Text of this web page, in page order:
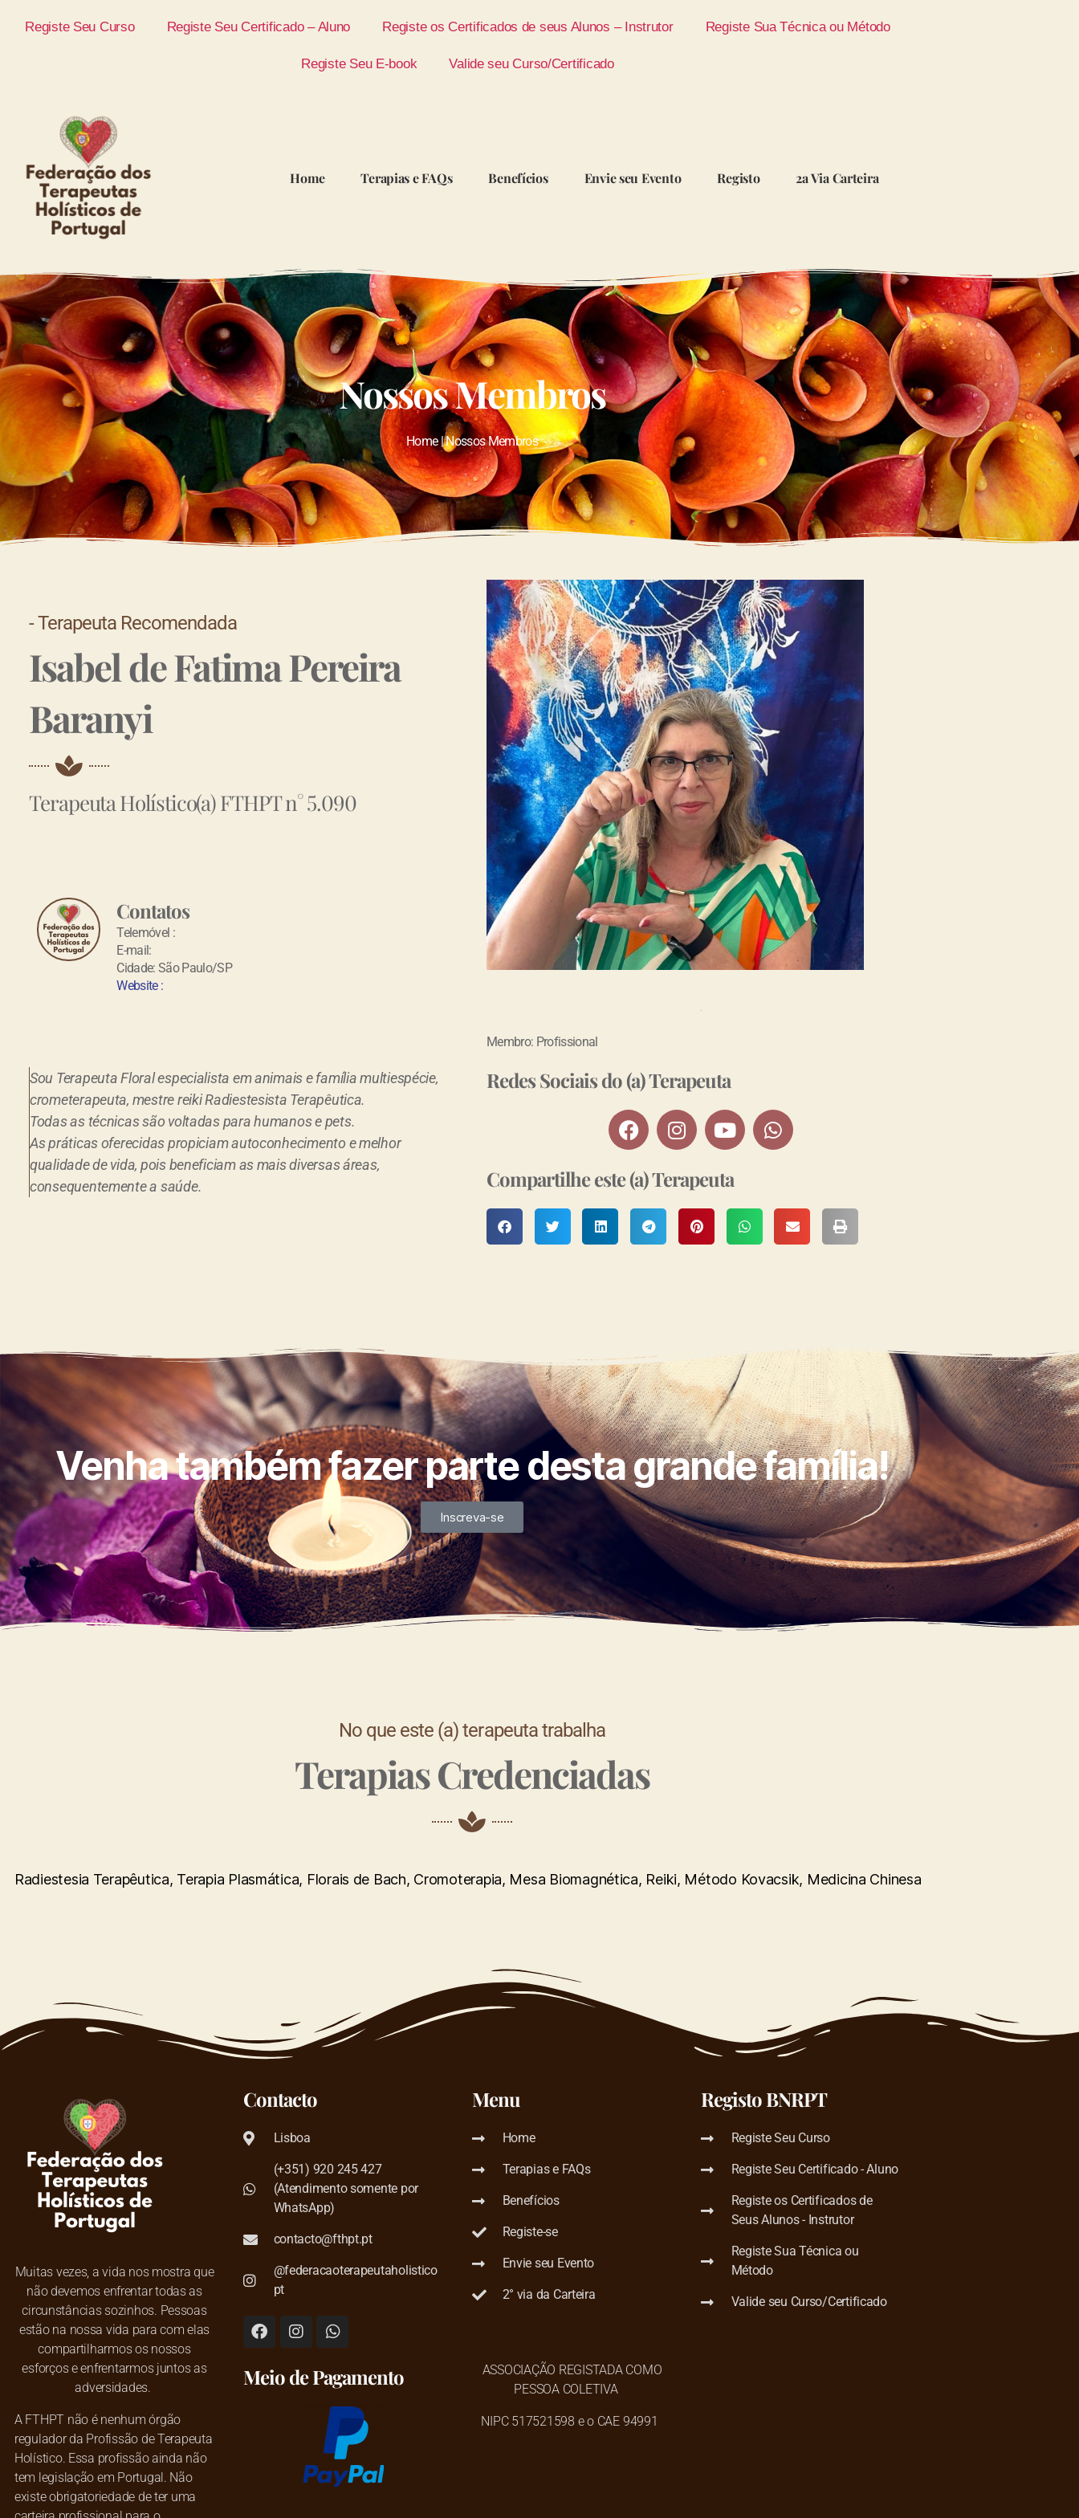
Registe Seu Curso Registe Seu Certificado – Aluno Registe os Certificados de seus Alunos – Instrutor Registe Sua Técnica ou Método
Registe Seu E-book Valide seu Curso/Certificado
Home Terapias e FAQs Benefícios Envie seu Evento Registo 2a Via Carteira
Nossos Membros
Home | Nossos Membros
- Terapeuta Recomendada
Isabel de Fatima Pereira
Baranyi
Terapeuta Holístico(a) FTHPT n° 5.090
Contatos
Telemóvel :
E-mail:
Cidade: São Paulo/SP
Website :
Sou Terapeuta Floral especialista em animais e família multiespécie,
crometerapeuta, mestre reiki Radiestesista Terapêutica.
Todas as técnicas são voltadas para humanos e pets.
As práticas oferecidas propiciam autoconhecimento e melhor
qualidade de vida, pois beneficiam as mais diversas áreas,
consequentemente a saúde.
Membro: Profissional
Redes Sociais do (a) Terapeuta
Compartilhe este (a) Terapeuta
Venha também fazer parte desta grande família!
Inscreva-se
No que este (a) terapeuta trabalha
Terapias Credenciadas
Radiestesia Terapêutica, Terapia Plasmática, Florais de Bach, Cromoterapia, Mesa Biomagnética, Reiki, Método Kovacsik, Medicina Chinesa
Muitas vezes, a vida nos mostra que
não devemos enfrentar todas as
circunstâncias sozinhos. Pessoas
estão na nossa vida para com elas
compartilharmos os nossos
esforços e enfrentarmos juntos as
adversidades.
A FTHPT não é nenhum órgão
regulador da Profissão de Terapeuta
Holístico. Essa profissão ainda não
tem legislação em Portugal. Não
existe obrigatoriedade de ter uma
Contacto
Lisboa
(+351) 920 245 427
(Atendimento somente por
WhatsApp)
contacto@fthpt.pt
@federacaoterapeutaholistico
pt
Meio de Pagamento
Menu
Home
Terapias e FAQs
Benefícios
Registe-se
Envie seu Evento
2° via da Carteira
ASSOCIAÇÃO REGISTADA COMO
PESSOA COLETIVA
NIPC 517521598 e o CAE 94991
Registo BNRPT
Registe Seu Curso
Registe Seu Certificado - Aluno
Registe os Certificados de
Seus Alunos - Instrutor
Registe Sua Técnica ou
Método
Valide seu Curso/Certificado